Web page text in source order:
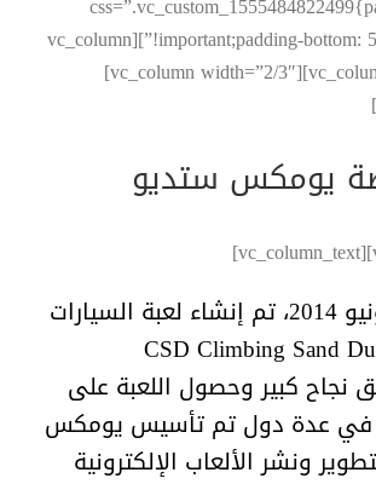
!important;padding-bottom: 50px !important;}”][vc_column
width=”1/6″][/vc_column][vc_column width=”2/3″]
يومكس ستديو
CSD Climbing Sand
نجاح كبير وحصول اللعبة على
في عدة دول تم تأسيس يومكس
ونشر الألعاب الإلكترونية